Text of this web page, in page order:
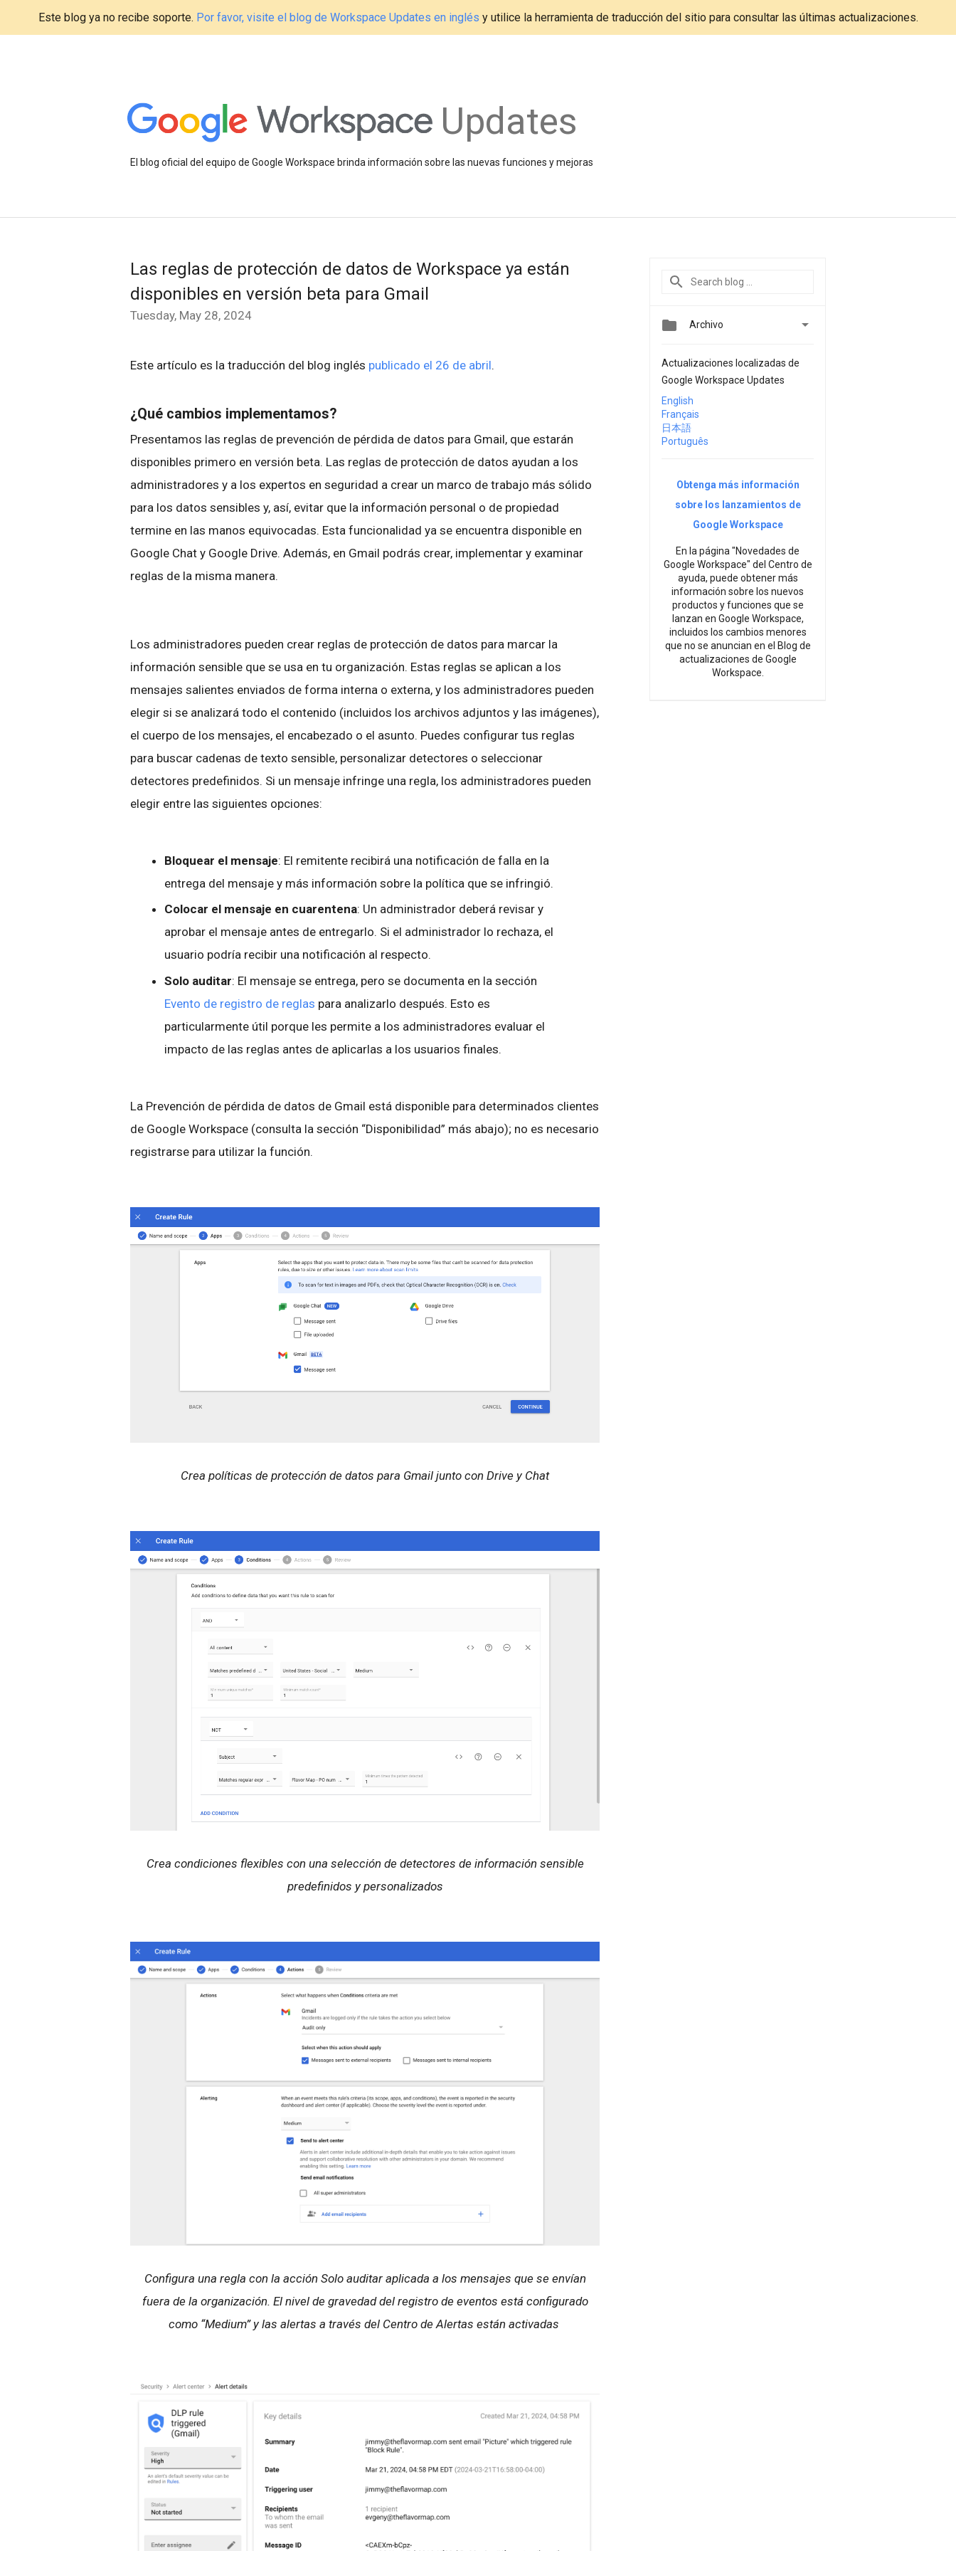
Este blog ya no recibe soporte. Por favor, visite el blog de Workspace Updates en inglés y utilice la herramienta de traducción del sitio para consultar las últimas actualizaciones.
Updates
El blog oficial del equipo de Google Workspace brinda información sobre las nuevas funciones y mejoras
Las reglas de protección de datos de Workspace ya están
disponibles en versión beta para Gmail
Tuesday, May 28, 2024
Este artículo es la traducción del blog inglés publicado el 26 de abril.
¿Qué cambios implementamos?
Presentamos las reglas de prevención de pérdida de datos para Gmail, que estarán
disponibles primero en versión beta. Las reglas de protección de datos ayudan a los
administradores y a los expertos en seguridad a crear un marco de trabajo más sólido
para los datos sensibles y, así, evitar que la información personal o de propiedad
termine en las manos equivocadas. Esta funcionalidad ya se encuentra disponible en
Google Chat y Google Drive. Además, en Gmail podrás crear, implementar y examinar
reglas de la misma manera.
Los administradores pueden crear reglas de protección de datos para marcar la
información sensible que se usa en tu organización. Estas reglas se aplican a los
mensajes salientes enviados de forma interna o externa, y los administradores pueden
elegir si se analizará todo el contenido (incluidos los archivos adjuntos y las imágenes),
el cuerpo de los mensajes, el encabezado o el asunto. Puedes configurar tus reglas
para buscar cadenas de texto sensible, personalizar detectores o seleccionar
detectores predefinidos. Si un mensaje infringe una regla, los administradores pueden
elegir entre las siguientes opciones:
Bloquear el mensaje: El remitente recibirá una notificación de falla en la
entrega del mensaje y más información sobre la política que se infringió.
Colocar el mensaje en cuarentena: Un administrador deberá revisar y
aprobar el mensaje antes de entregarlo. Si el administrador lo rechaza, el
usuario podría recibir una notificación al respecto.
Solo auditar: El mensaje se entrega, pero se documenta en la sección
Evento de registro de reglas para analizarlo después. Esto es
particularmente útil porque les permite a los administradores evaluar el
impacto de las reglas antes de aplicarlas a los usuarios finales.
La Prevención de pérdida de datos de Gmail está disponible para determinados clientes
de Google Workspace (consulta la sección “Disponibilidad” más abajo); no es necesario
registrarse para utilizar la función.
Crea políticas de protección de datos para Gmail junto con Drive y Chat
Crea condiciones flexibles con una selección de detectores de información sensible
predefinidos y personalizados
Configura una regla con la acción Solo auditar aplicada a los mensajes que se envían
fuera de la organización. El nivel de gravedad del registro de eventos está configurado
como “Medium” y las alertas a través del Centro de Alertas están activadas
 Archivo 
Actualizaciones localizadas de
Google Workspace Updates
English
Français
日本語
Português
Obtenga más información
sobre los lanzamientos de
Google Workspace
En la página "Novedades de
Google Workspace" del Centro de
ayuda, puede obtener más
información sobre los nuevos
productos y funciones que se
lanzan en Google Workspace,
incluidos los cambios menores
que no se anuncian en el Blog de
actualizaciones de Google
Workspace.